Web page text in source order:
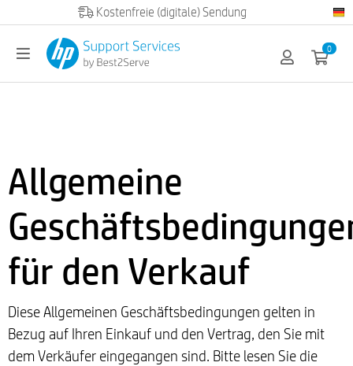
Official HP partner
0
Allgemeine
für den Verkauf
Diese Allgemeinen Geschäftsbedingungen gelten in
Bezug auf Ihren Einkauf und den Vertrag, den Sie mit
dem Verkäufer eingegangen sind. Bitte lesen Sie die